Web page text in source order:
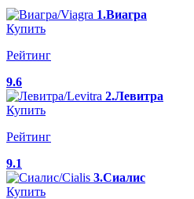
1.Виагра
Купить
Рейтинг
9.6
2.Левитра
Купить
Рейтинг
9.1
3.Сиалис
Купить